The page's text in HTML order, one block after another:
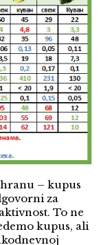
– kupus
za
To ne
kupus, ali